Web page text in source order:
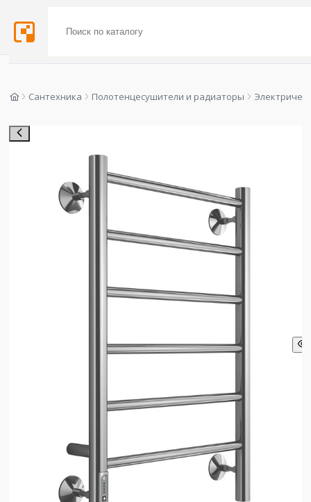
Сантехника Полотенцесушители и радиаторы